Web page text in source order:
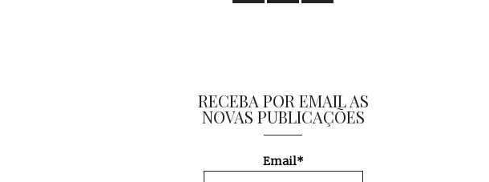
RECEBA POR EMAIL AS
NOVAS PUBLICAÇÕES
Email*